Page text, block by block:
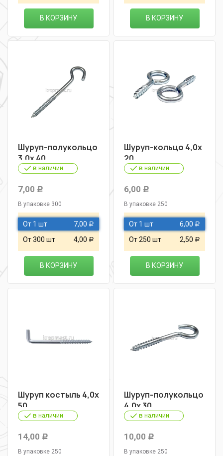
В КОРЗИНУ В КОРЗИНУ
Шуруп-полукольцо
3,0х 40
в наличии
7,00 Р
В упаковке 300
От 1 шт 7,00 Р
От 300 шт 4,00 Р
В КОРЗИНУ
Шуруп-кольцо 4,0х
20
в наличии
6,00 Р
В упаковке 250
От 1 шт 6,00 Р
От 250 шт 2,50 Р
В КОРЗИНУ
Шуруп костыль 4,0х
50
в наличии
14,00 Р
В упаковке 250
Шуруп-полукольцо
4,0х 30
в наличии
10,00 Р
В упаковке 250